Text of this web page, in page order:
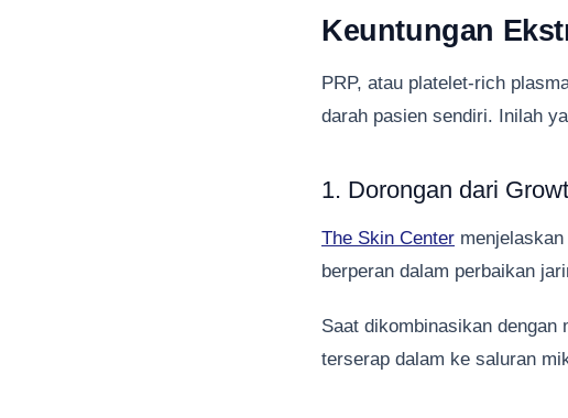
Keuntungan
PRP, atau platelet-rich
darah pasien sendiri. Inilah
1. Dorongan dari
The Skin Center
berperan dalam perbaikan
Saat dikombinasikan
terserap dalam ke saluran